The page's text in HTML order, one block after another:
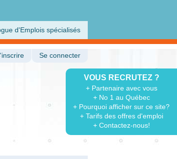
d'Emplois spécialisés
VOUS RECRUTEZ ?
+ Partenaire avec vous
+ No 1 au Québec
+ Pourquoi afficher sur ce site?
+ Tarifs des offres d'emploi
+ Contactez-nous!
Se connecter